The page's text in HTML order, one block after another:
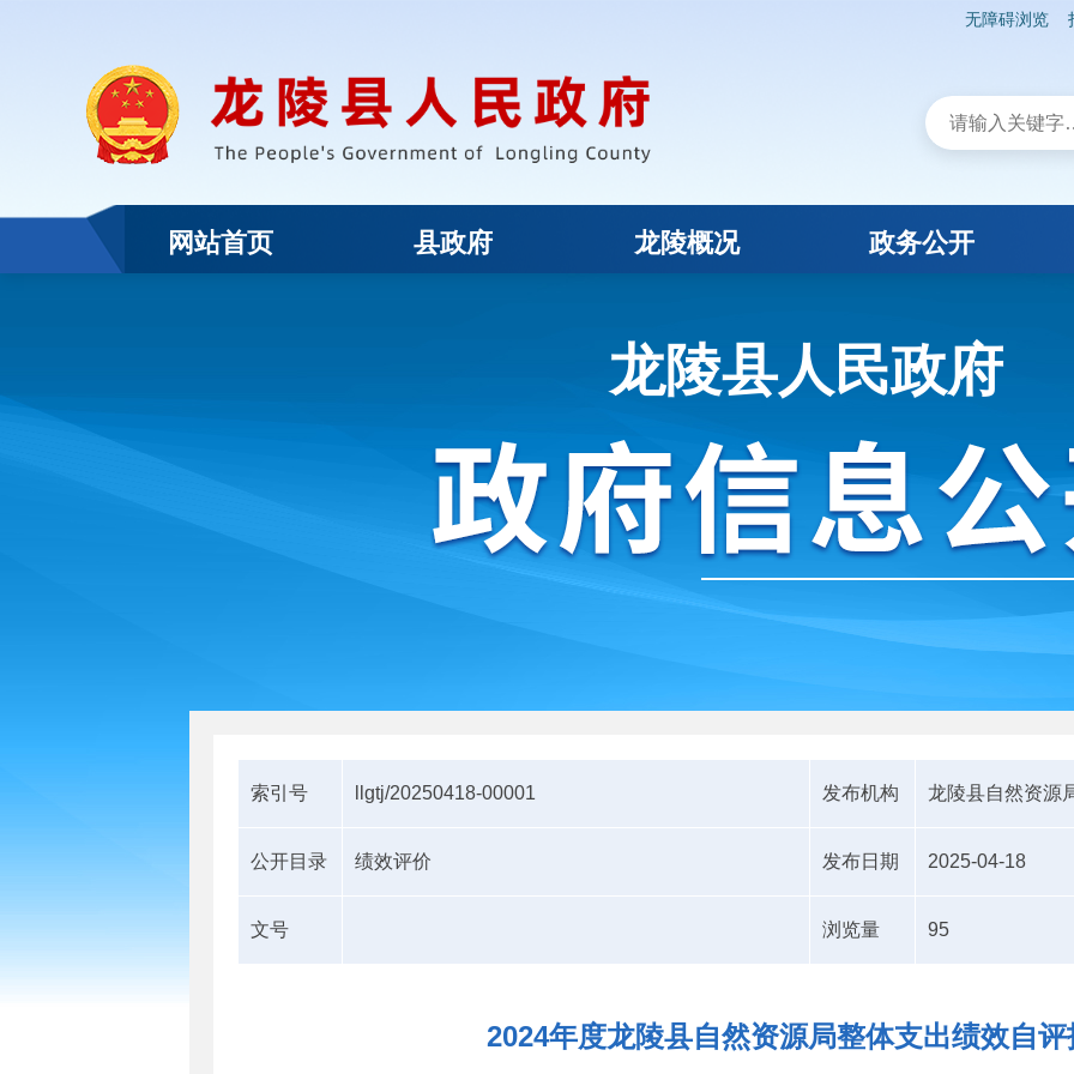
无障碍浏览
网站首页 县政府 龙陵概况 政务公开
龙陵县人民政府
索引号 llgtj/20250418-00001 发布机构 龙陵县自然资源
公开目录 绩效评价 发布日期 2025-04-18
文号 浏览量 95
2024年度龙陵县自然资源局整体支出绩效自评